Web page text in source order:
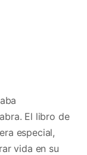
El libro de
especial,
vida en su